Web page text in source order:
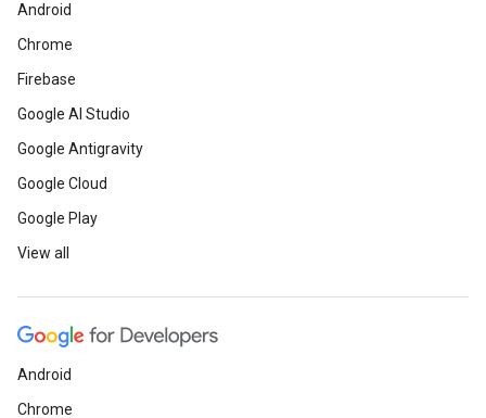
Android
Chrome
Firebase
Google AI Studio
Google Antigravity
Google Cloud
Google Play
View all
Android
Chrome